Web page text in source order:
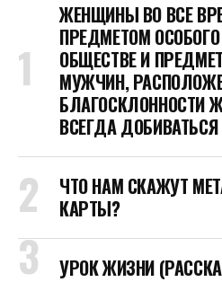
ЖЕНЩИНЫ ВО ВСЕ
ПРЕДМЕТОМ
ОБЩЕСТВЕ И
МУЖЧИН,
БЛАГОСКЛОННОСТИ
ВСЕГДА ДОБИВАТЬСЯ
ЧТО НАМ СКАЖУТ
КАРТЫ?
УРОК ЖИЗНИ